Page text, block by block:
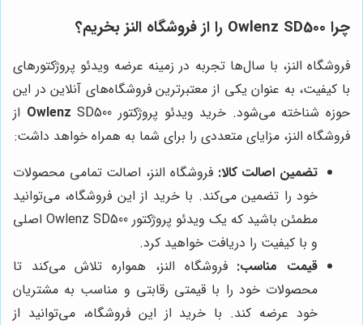
چرا Owlenz SD500 را از فروشگاه النز بخریم؟
فروشگاه النز، با سال‌ها تجربه در زمینه عرضه ویدئو پروژکتورهای
با کیفیت، به عنوان یکی از معتبرترین فروشگاه‌های آنلاین در این
حوزه شناخته می‌شود. خرید ویدئو پروژکتور
Owlenz SD500 از
فروشگاه النز، مزایای متعددی را برای شما به همراه خواهد داشت:
تضمین اصالت کالا: فروشگاه النز، اصالت تمامی محصولات
خود را تضمین می‌کند. با خرید از این فروشگاه، می‌توانید
مطمئن باشید که یک ویدئو پروژکتور Owlenz SD500 اصلی
و با کیفیت را دریافت خواهید کرد.
قیمت مناسب: فروشگاه النز، همواره تلاش می‌کند تا
محصولات خود را با قیمتی رقابتی و مناسب به مشتریان
خود عرضه کند. با خرید از این فروشگاه، می‌توانید از